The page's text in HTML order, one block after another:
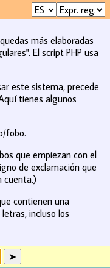
más elaboradas
El script PHP usa
este sistema, precede
tienes algunos
fobo.
que empiezan con el
de exclamación que
cuenta.)
contienen una
incluso los